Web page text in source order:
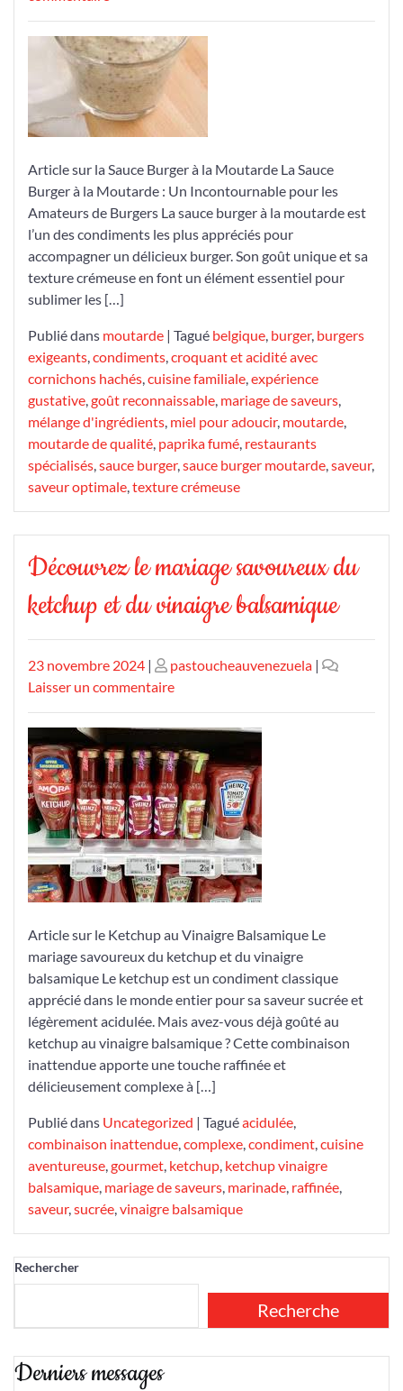
l’Incontournable
Sauce
Burger
à
la
pour
Sublimer
Vos
Burgers
Article sur la Sauce Burger à la Moutarde La Sauce
Burger à la Moutarde : Un Incontournable pour les
Amateurs de Burgers La sauce burger à la moutarde est
l’un des condiments les plus appréciés pour
accompagner un délicieux burger. Son goût unique et sa
texture crémeuse en font un élément essentiel pour
sublimer les […]
Publié dans moutarde | Tagué belgique, burger, burgers
exigeants,condiments,croquant et acidité avec
cornichons hachés,cuisine familiale,expérience
gustative,goût reconnaissable, mariage de saveurs,
mélange d'ingrédients, miel pour adoucir, moutarde,
moutarde de qualité, paprika fumé, restaurants
spécialisés,sauce burger,sauce burger moutarde,saveur,
saveur optimale,texture crémeuse
Découvrez le mariage savoureux du
ketchup et du vinaigre balsamique
Publié
le
23 novembre 2024 | Publié
le
pastoucheauvenezuela |
Laisser un commentairesur
le
mariage
savoureux
du
ketchup
et
du
vinaigre
balsamique
Article sur le Ketchup au Vinaigre Balsamique Le
mariage savoureux du ketchup et du vinaigre
balsamique Le ketchup est un condiment classique
apprécié dans le monde entier pour sa saveur sucrée et
légèrement acidulée. Mais avez-vous déjà goûté au
ketchup au vinaigre balsamique ? Cette combinaison
inattendue apporte une touche raffinée et
délicieusement complexe à […]
Publié dans Uncategorized | Taguéacidulée,
combinaison inattendue,complexe,condiment,cuisine
aventureuse,gourmet, ketchup, ketchup vinaigre
balsamique, mariage de saveurs, marinade, raffinée,
saveur,sucrée,vinaigre balsamique
Rechercher
Recherche
Derniers messages